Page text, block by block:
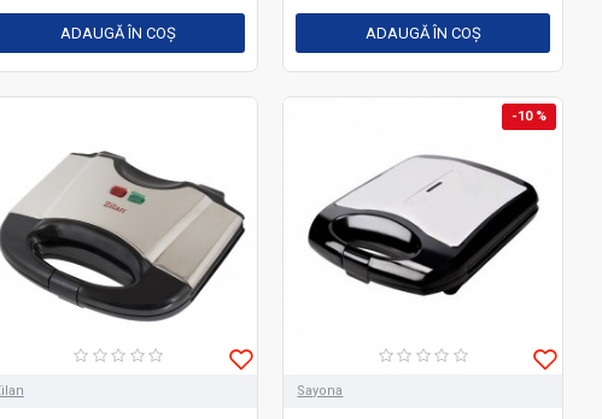
ADAUGĂ ÎN COŞ ADAUGĂ ÎN COŞ
-10 %
Sayona